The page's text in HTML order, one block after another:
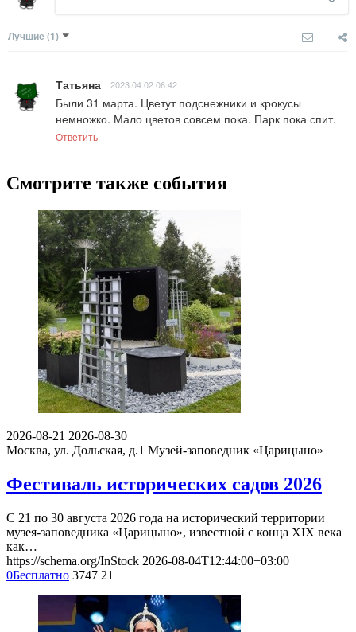
Лучшие (1)
Татьяна 2023.04.02 06:42
Были 31 марта. Цветут подснежники и крокусы
немножко. Мало цветов совсем пока. Парк пока спит.
Ответить
Смотрите также события
2026-08-21 2026-08-30
Москва, ул. Дольская, д.1 Музей-заповедник «Царицыно»
Фестиваль исторических садов 2026
С 21 по 30 августа 2026 года на исторический территории
музея-заповедника «Царицыно», известной с конца XIX века
как…
https://schema.org/InStock 2026-08-04T12:44:00+03:00
0Бесплатно 3747 21